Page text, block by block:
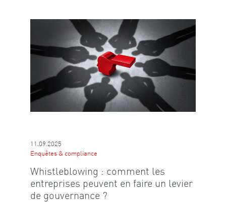
11.09.2025
Enquêtes & compliance
Whistleblowing : comment les
entreprises peuvent en faire un levier
de gouvernance ?